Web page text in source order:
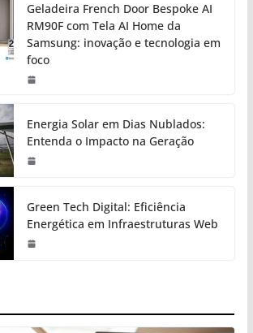
Geladeira French Door Bespoke AI
RM90F com Tela AI Home da
Samsung: inovação e tecnologia em
foco
Energia Solar em Dias Nublados:
Entenda o Impacto na Geração
Green Tech Digital: Eficiência
Energética em Infraestruturas Web